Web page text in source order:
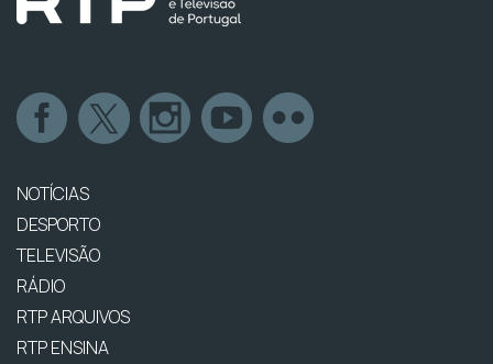
NOTÍCIAS
DESPORTO
TELEVISÃO
RÁDIO
RTP ARQUIVOS
RTP ENSINA